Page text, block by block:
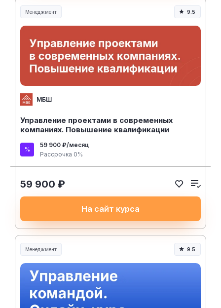
Менеджмент
Менеджмент и управление
9.5
МБШ
Управление проектами в современных
компаниях. Повышение квалификации
59 900 ₽/месяц
Рассрочка 0%
59 900 ₽
На сайт курса
Менеджмент
Менеджмент и управление
9.5